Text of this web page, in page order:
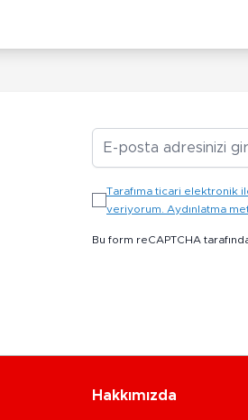
Tarafıma ticari elektronik
veriyorum. Aydınlatma
Bu form reCAPTCHA
Hakkımızda